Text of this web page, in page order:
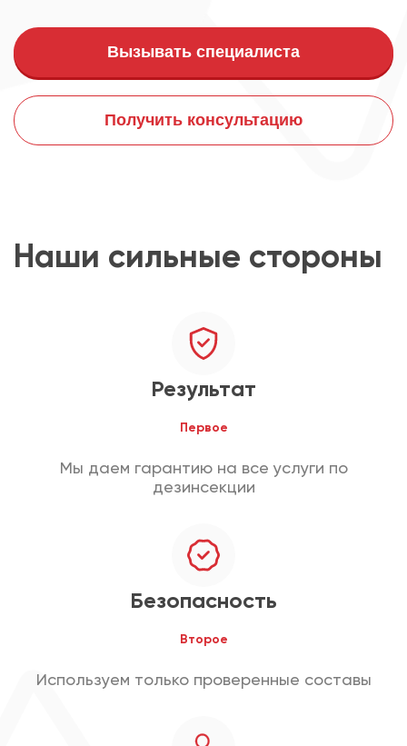
Вызывать специалиста
Получить консультацию
Наши сильные стороны
Результат
Первое
Мы даем гарантию на все услуги по
дезинсекции
Безопасность
Второе
Используем только проверенные составы